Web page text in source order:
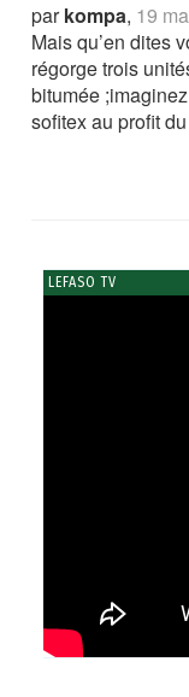
parkompa, 19
Mais qu’en dites
régorge trois
bitumée
sofitex au profit
LEFASO TV